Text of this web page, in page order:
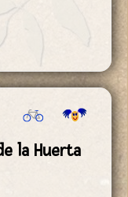
la Huerta